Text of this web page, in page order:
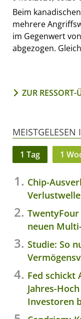
Beim
mehrere
im Gegenwert
abgezogen.
ZUR
MEISTGELESEN
1 Tag 1
Chip-
neuen
Studie: So
Fed schickt
Jahres-
Investoren